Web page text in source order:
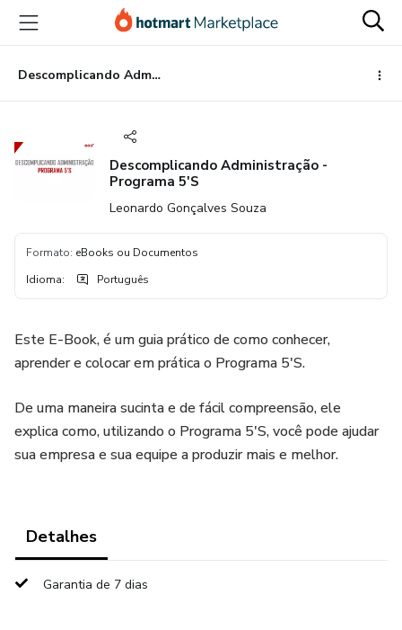
para
conteúdo
principal
para
pagamento
para
rodapé
Descomplicando Administração - Programa 5'S
Descomplicando Administração -
Programa 5'S
Leonardo Gonçalves Souza
Formato: eBooks ou Documentos
Idioma: Português
Este E-Book, é um guia prático de como conhecer,
aprender e colocar em prática o Programa 5'S.
De uma maneira sucinta e de fácil compreensão, ele
explica como, utilizando o Programa 5'S, você pode ajudar
sua empresa e sua equipe a produzir mais e melhor.
Detalhes
Garantia de 7 dias